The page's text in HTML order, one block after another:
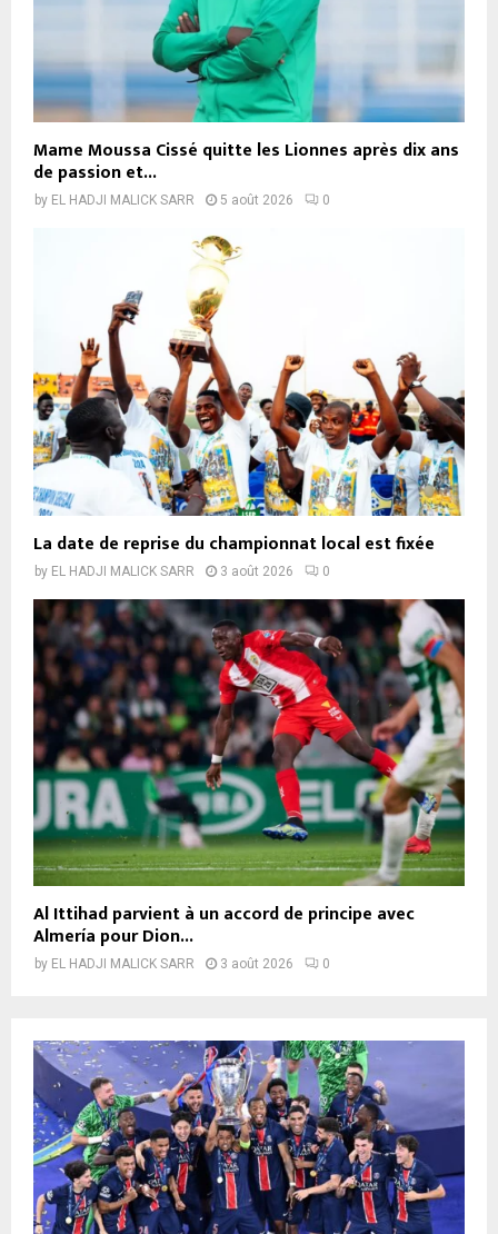
Mame Moussa Cissé quitte les Lionnes après dix ans
de passion et...
by EL HADJI MALICK SARR 5 août 2026 0
La date de reprise du championnat local est fixée
by EL HADJI MALICK SARR 3 août 2026 0
Al Ittihad parvient à un accord de principe avec
Almería pour Dion...
by EL HADJI MALICK SARR 3 août 2026 0